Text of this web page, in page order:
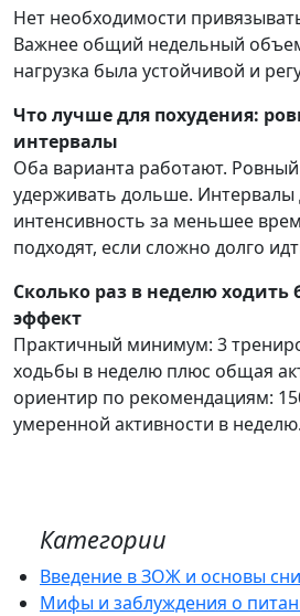
Нет необходимости
Важнее общий недельный
нагрузка была устойчивой и
Что лучше для похудения:
интервалы
Оба варианта работают.
удерживать дольше.
интенсивность за меньшее
подходят, если сложно долго
Сколько раз в неделю
эффект
Практичный минимум: 3
ходьбы в неделю плюс общая
ориентир по рекомендациям:
умеренной активности в
Категории
Введение в ЗОЖ и основы
Мифы и заблуждения о